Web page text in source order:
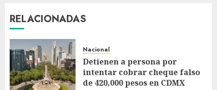
RELACIONADAS
Nacional
Detienen a persona por
intentar cobrar cheque falso
de 420,000 pesos en CDMX